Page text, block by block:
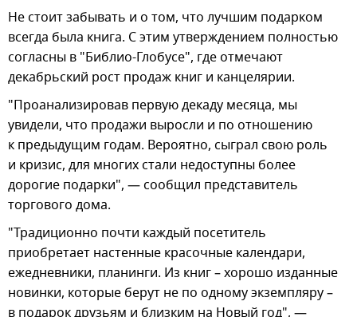
Не стоит забывать и о том, что лучшим подарком
всегда была книга. С этим утверждением полностью
согласны в "Библио-Глобусе", где отмечают
декабрьский рост продаж книг и канцелярии.
"Проанализировав первую декаду месяца, мы
увидели, что продажи выросли и по отношению
к предыдущим годам. Вероятно, сыграл свою роль
и кризис, для многих стали недоступны более
дорогие подарки", — сообщил представитель
торгового дома.
"Традиционно почти каждый посетитель
приобретает настенные красочные календари,
ежедневники, планинги. Из книг – хорошо изданные
новинки, которые берут не по одному экземпляру –
в подарок друзьям и близким на Новый год", —